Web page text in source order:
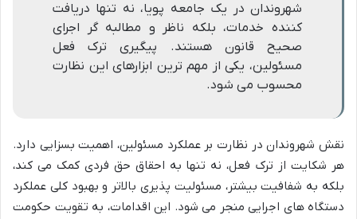
شهروندان در یک جامعه پویا، نه تنها دریافت
کننده خدمات، بلکه ناظر و مطالبه گر اجرای
صحیح قانون هستند. پیگیری ترک فعل
مسئولین، یکی از مهم ترین ابزارهای این نظارت
محسوب می شود.
نقش شهروندان در نظارت بر عملکرد مسئولین، اهمیت بسزایی دارد.
هر شکایت از ترک فعل، نه تنها به احقاق حق فردی کمک می کند،
بلکه به شفافیت بیشتر، مسئولیت پذیری بالاتر و بهبود کلی عملکرد
دستگاه های اجرایی منجر می شود. این اقدامات، به تقویت حکومت